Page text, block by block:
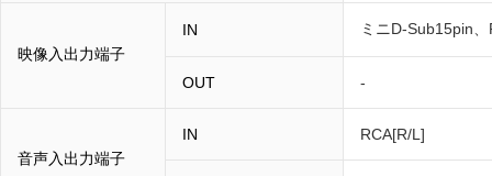
映像入出力端子
IN ミニD-Sub15pin
OUT -
音声入出力端子
IN RCA[R/L]